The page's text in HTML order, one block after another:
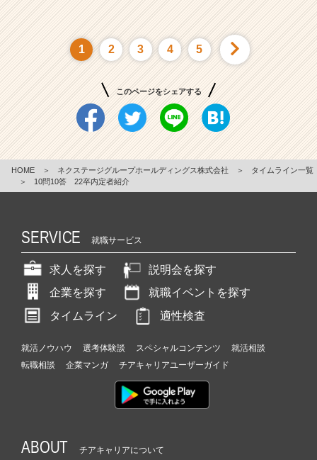
1 2 3 4 5
このページをシェアする
HOME ＞ ネクステージグループホールディングス株式会社 ＞
タイムライン一覧
＞
10問10答 22卒内定者紹介
SERVICE 就職サービス
求人を探す
説明会を探す
企業を探す
就職イベントを探す
タイムライン
適性検査
就活ノウハウ 選考体験談 スペシャルコンテンツ
就活相談
転職相談
企業マンガ チアキャリアユーザーガイド
ABOUT チアキャリアについて